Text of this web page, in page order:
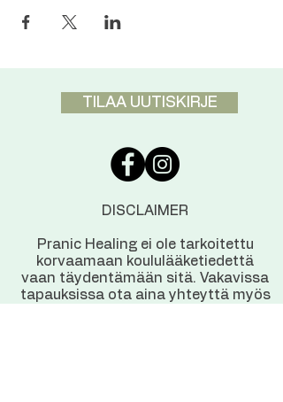
TILAA UUTISKIRJE
DISCLAIMER
Pranic Healing ei ole tarkoitettu
korvaamaan koululääketiedettä
vaan täydentämään sitä. Vakavissa
tapauksissa ota aina yhteyttä myös